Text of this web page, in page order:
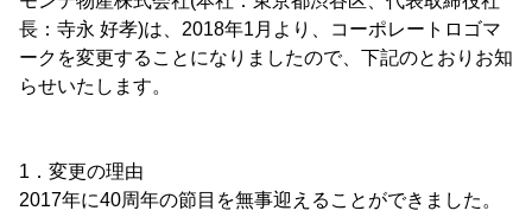
長：寺永 好孝)は、2018年1月より、コーポレートロゴマ
ークを変更することになりましたので、下記のとおりお知
らせいたします。
1．変更の理由
2017年に40周年の節目を無事迎えることができました。